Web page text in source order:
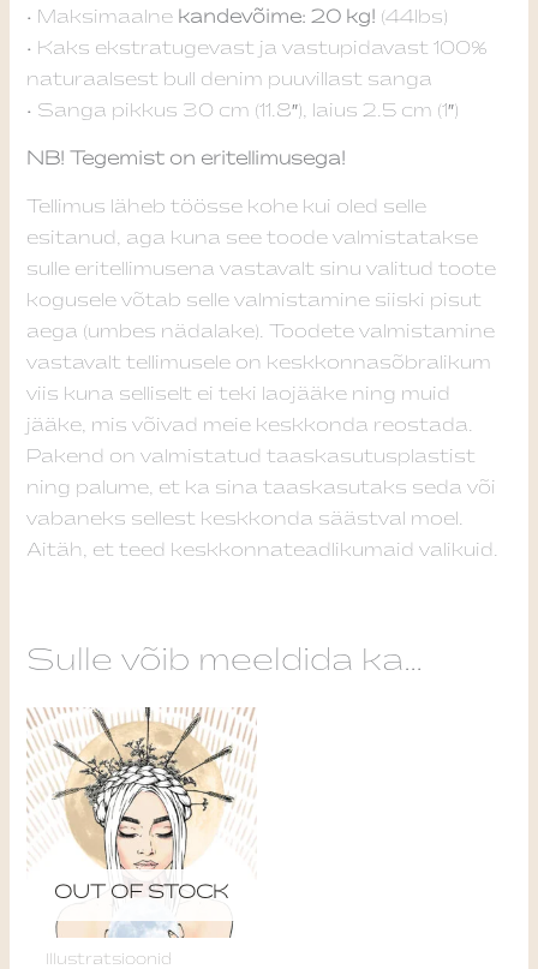
• Maksimaalne kandevõime: 20 kg! (44lbs)
• Kaks ekstratugevast ja vastupidavast 100%
naturaalsest bull denim puuvillast sanga
• Sanga pikkus 30 cm (11.8″), laius 2.5 cm (1″)
NB! Tegemist on eritellimusega!
Tellimus läheb töösse kohe kui oled selle
esitanud, aga kuna see toode valmistatakse
sulle eritellimusena vastavalt sinu valitud toote
kogusele võtab selle valmistamine siiski pisut
aega (umbes nädalake). Toodete valmistamine
vastavalt tellimusele on keskkonnasõbralikum
viis kuna selliselt ei teki laojääke ning muid
jääke, mis võivad meie keskkonda reostada.
Pakend on valmistatud taaskasutusplastist
ning palume, et ka sina taaskasutaks seda või
vabaneks sellest keskkonda säästval moel.
Aitäh, et teed keskkonnateadlikumaid valikuid.
Sulle võib meeldida ka…
OUT OF STOCK
Illustratsioonid
Price
range:
35,00 €
through
169,00 €
This
product
has
multiple
variants.
may